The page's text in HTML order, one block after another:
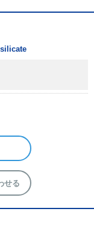
る